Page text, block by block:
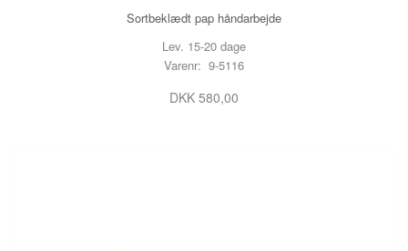
Sortbeklædt pap håndarbejde
Lev. 15-20 dage
Varenr: 9-5116
DKK 580,00